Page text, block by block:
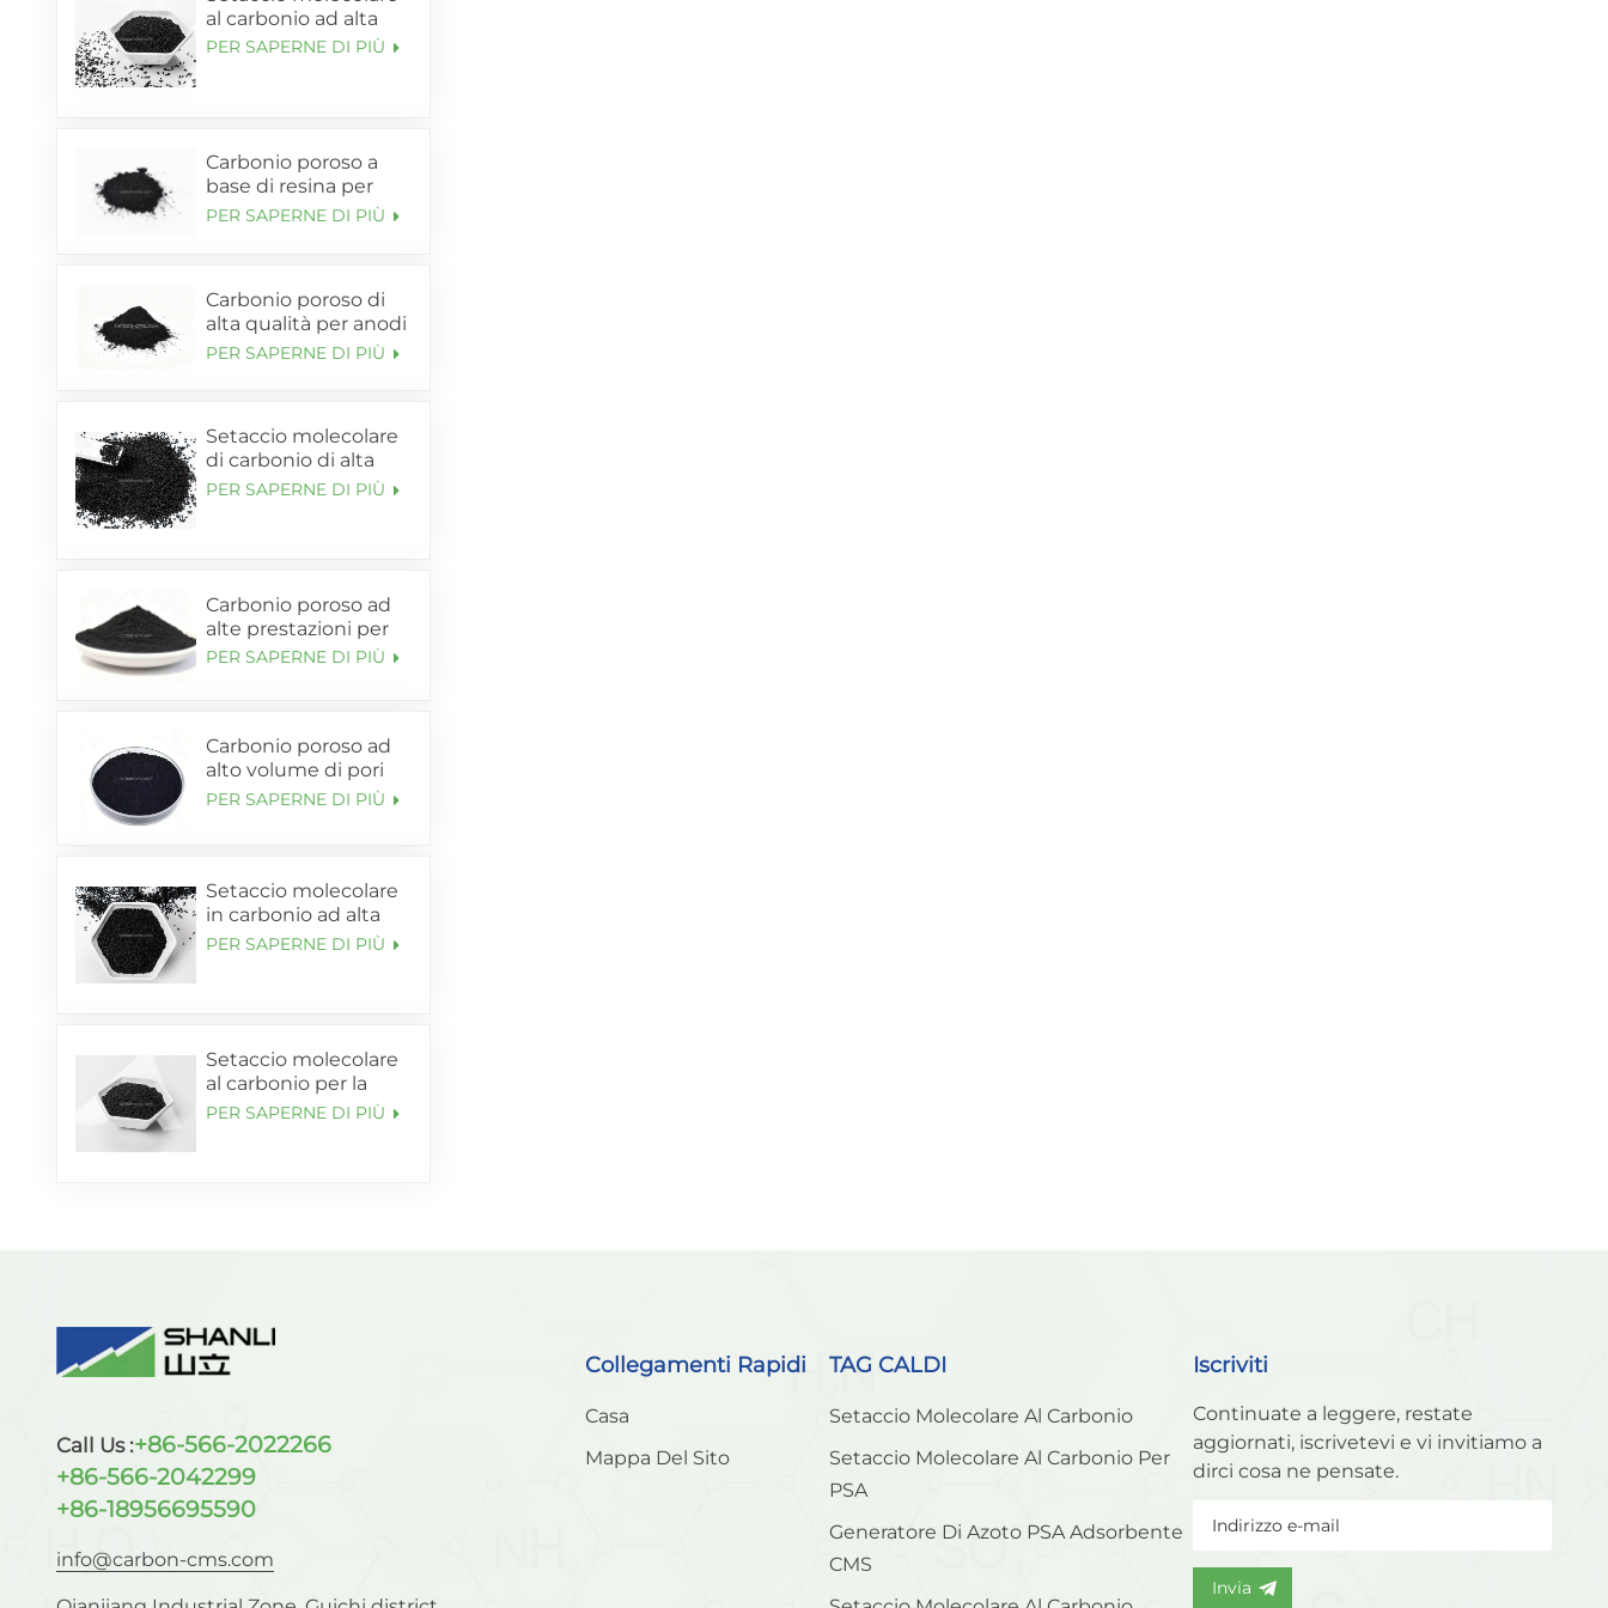
al carbonio ad alta
purezza per
PER SAPERNE DI PIÙ
Carbonio poroso a
base di resina per
supporto anodico in
PER SAPERNE DI PIÙ
Carbonio poroso di
alta qualità per anodi
al silicio-carbonio (SL-
PER SAPERNE DI PIÙ
Setaccio molecolare
di carbonio di alta
qualità (CMS) SHANLI
PER SAPERNE DI PIÙ
Carbonio poroso ad
alte prestazioni per
anodo silicio-
PER SAPERNE DI PIÙ
Carbonio poroso ad
alto volume di pori
per supporto
PER SAPERNE DI PIÙ
Setaccio molecolare
in carbonio ad alta
purezza 99,9995%
PER SAPERNE DI PIÙ
Setaccio molecolare
al carbonio per la
purificazione
PER SAPERNE DI PIÙ
Call Us :+86-566-2022266
+86-566-2042299
+86-18956695590
info@carbon-cms.com
Collegamenti Rapidi
Casa
Mappa Del Sito
TAG CALDI
Setaccio Molecolare Al Carbonio
Setaccio Molecolare Al Carbonio Per
PSA
Generatore Di Azoto PSA Adsorbente
CMS
Iscriviti
Continuate a leggere, restate
aggiornati, iscrivetevi e vi invitiamo a
dirci cosa ne pensate.
Invia